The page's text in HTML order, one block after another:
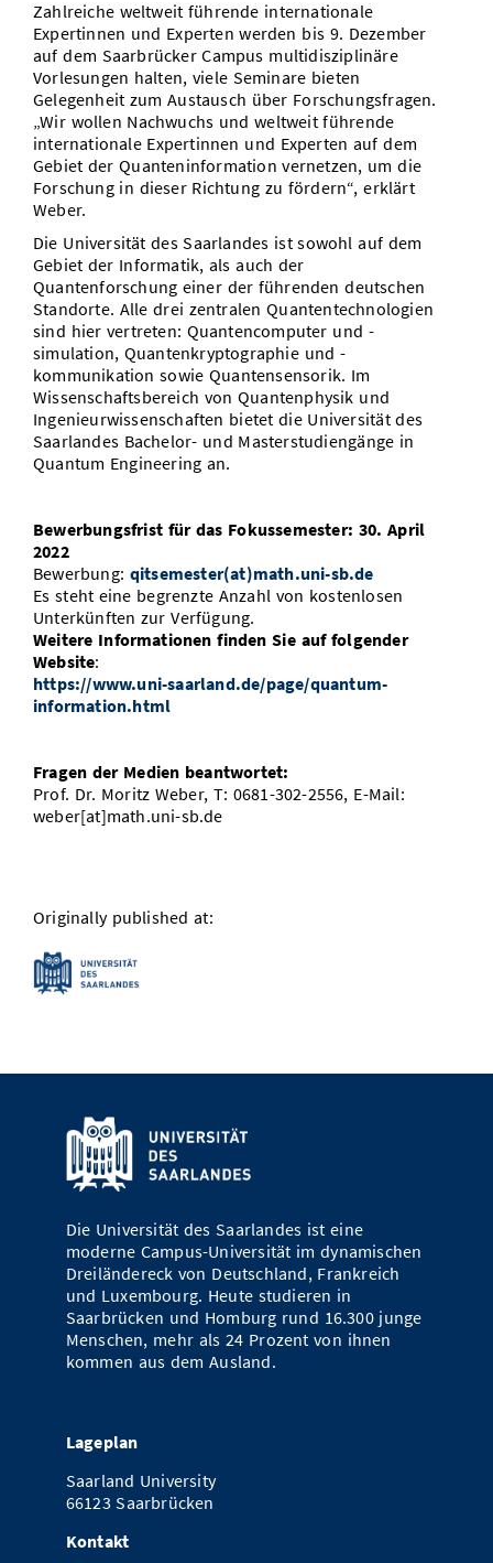
Zahlreiche weltweit führende internationale
Expertinnen und Experten werden bis 9. Dezember
auf dem Saarbrücker Campus multidisziplinäre
Vorlesungen halten, viele Seminare bieten
Gelegenheit zum Austausch über Forschungsfragen.
„Wir wollen Nachwuchs und weltweit führende
internationale Expertinnen und Experten auf dem
Gebiet der Quanteninformation vernetzen, um die
Forschung in dieser Richtung zu fördern“, erklärt
Weber.
Die Universität des Saarlandes ist sowohl auf dem
Gebiet der Informatik, als auch der
Quantenforschung einer der führenden deutschen
Standorte. Alle drei zentralen Quantentechnologien
sind hier vertreten: Quantencomputer und -
simulation, Quantenkryptographie und -
kommunikation sowie Quantensensorik. Im
Wissenschaftsbereich von Quantenphysik und
Ingenieurwissenschaften bietet die Universität des
Saarlandes Bachelor- und Masterstudiengänge in
Quantum Engineering an.
Bewerbungsfrist für das Fokussemester: 30. April
2022
Bewerbung: qitsemester(at)math.uni-sb.de
Es steht eine begrenzte Anzahl von kostenlosen
Unterkünften zur Verfügung.
Weitere Informationen finden Sie auf folgender
Website:
https://www.uni-saarland.de/page/quantum-
information.html
Fragen der Medien beantwortet:
Prof. Dr. Moritz Weber, T: 0681-302-2556, E-Mail:
weber[at]math.uni-sb.de
Originally published at:
Die Universität des Saarlandes ist eine
moderne Campus-Universität im dynamischen
Dreiländereck von Deutschland, Frankreich
und Luxembourg. Heute studieren in
Saarbrücken und Homburg rund 16.300 junge
Menschen, mehr als 24 Prozent von ihnen
kommen aus dem Ausland.
Lageplan
Saarland University
66123 Saarbrücken
Kontakt